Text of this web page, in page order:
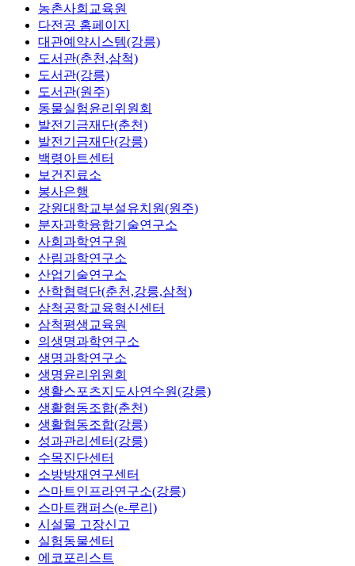
농촌사회교육원
다전공 홈페이지
대관예약시스템(강릉)
도서관(춘천,삼척)
도서관(강릉)
도서관(원주)
동물실험윤리위원회
발전기금재단(춘천)
발전기금재단(강릉)
백령아트센터
보건진료소
봉사은행
강원대학교부설유치원(원주)
분자과학융합기술연구소
사회과학연구원
산림과학연구소
산업기술연구소
산학협력단(춘천,강릉,삼척)
삼척공학교육혁신센터
삼척평생교육원
의생명과학연구소
생명과학연구소
생명윤리위원회
생활스포츠지도사연수원(강릉)
생활협동조합(춘천)
생활협동조합(강릉)
성과관리센터(강릉)
수목진단센터
소방방재연구센터
스마트인프라연구소(강릉)
스마트캠퍼스(e-루리)
시설물 고장신고
실험동물센터
에코포리스트